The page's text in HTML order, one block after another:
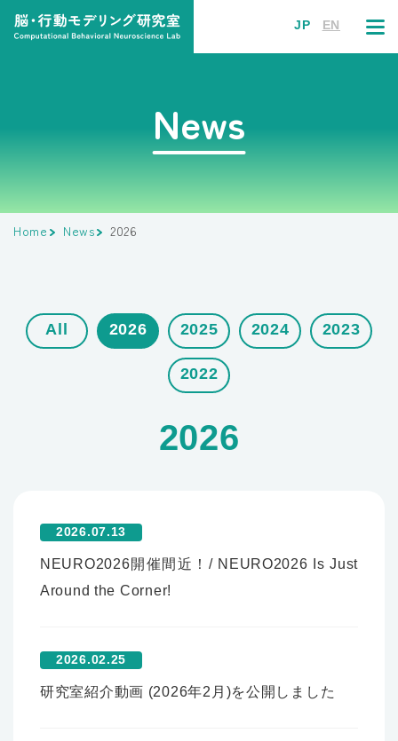
JP EN
News
Home News 2026
All 2026 2025 2024 2023
2022
2026
2026.07.13
NEURO2026開催間近！/ NEURO2026 Is Just
Around the Corner!
2026.02.25
研究室紹介動画 (2026年2月)を公開しました